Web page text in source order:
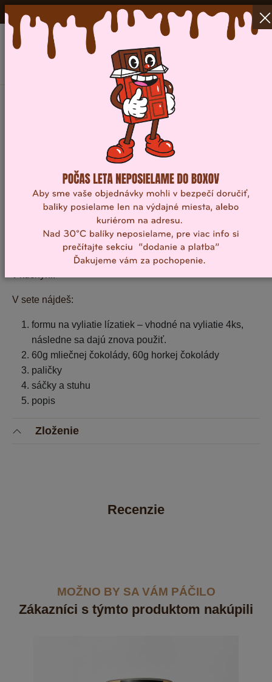
DODANIE ZDARMA NAD 40 EUR V RÁMCI SR a ČR!
Darčekové sady
Set na domácu výrobu lízatiek –
Popis
Kreativita v kuchyni! S naším domácim setom na výrobu
lízatiek prichádza k vám do domu sladká kreativita a
zábava! Tento úžasný set je skvelý pre všetkých
milovníkov sladkostí, ktorí chcú zažiť pravé dobrodružstvo
V sete nájdeš:
formu na vyliatie lízatiek – vhodné na vyliatie 4ks,
následne sa dajú znova použiť.
60g mliečnej čokolády, 60g horkej čokolády
paličky
sáčky a stuhu
popis
Zloženie
Recenzie
MOŽNO BY SA VÁM PÁČILO
Zákazníci s týmto produktom nakúpili